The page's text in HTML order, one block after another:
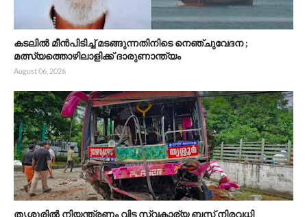
കടലിൽ മീൻപിടിച്ച് മടങ്ങുന്നതിനിടെ നെഞ്ചുവേദന ;
മത്സ്യത്തൊഴിലാളിക്ക് ദാരുണാന്ത്യം
August 06, 2026
തൃശ്ശൂരിൽ നിയന്ത്രണം വിട്ട സ്വകാര്യ ബസ് നിരവധി